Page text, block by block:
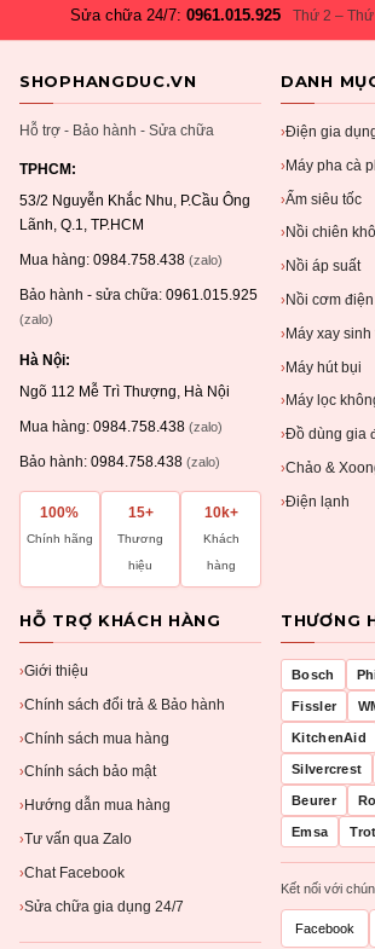
Sửa chữa 24/7:0961.015.925 Thứ 2 –
SHOPHANGDUC.VN
Hỗ trợ - Bảo hành - Sửa chữa
TPHCM:
53/2 Nguyễn Khắc Nhu, P.Cầu Ông
Lãnh, Q.1, TP.HCM
Mua hàng: 0984.758.438 (zalo)
Bảo hành - sửa chữa: 0961.015.925
(zalo)
Hà Nội:
Ngõ 112 Mễ Trì Thượng, Hà Nội
Mua hàng: 0984.758.438 (zalo)
Bảo hành: 0984.758.438 (zalo)
100%
Chính hãng
15+
Thương
hiệu
10k+
Khách
hàng
DANH
›Điện gia
›Máy pha cà
›Ấm siêu tốc
› Nồi chiên
› Nồi áp suất
› Nồi cơm điện
›Máy xay sinh
›Máy hút bụi
› Máy lọc
›Đồ dùng gia
›Chảo &
›Điện lạnh
HỖ TRỢ KHÁCH HÀNG
›Giới thiệu
›Chính sách đổi trả & Bảo hành
›Chính sách mua hàng
›Chính sách bảo mật
› Hướng dẫn mua hàng
›Tư vấn qua Zalo
›Chat Facebook
›Sửa chữa gia dụng 24/7
THƯƠNG
Bosch
Fissler
KitchenAid
Silvercrest
Beurer
Emsa
Kết nối với
Facebook